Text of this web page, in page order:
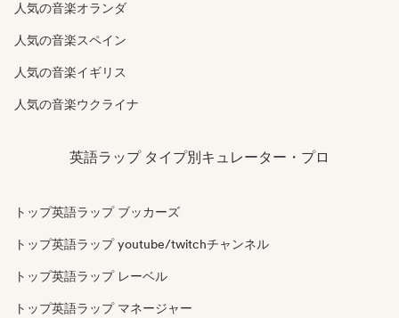
人気の音楽オランダ
人気の音楽スペイン
人気の音楽イギリス
人気の音楽ウクライナ
英語ラップ タイプ別キュレーター・プロ
トップ英語ラップ ブッカーズ
トップ英語ラップ youtube/twitchチャンネル
トップ英語ラップ レーベル
トップ英語ラップ マネージャー